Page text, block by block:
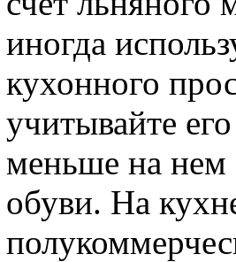
иногда
кухонного
учитывайте
меньше на нем
обуви. На